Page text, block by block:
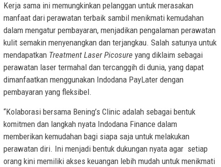
Kerja sama ini memungkinkan pelanggan untuk merasakan
manfaat dari perawatan terbaik sambil menikmati kemudahan
dalam mengatur pembayaran, menjadikan pengalaman perawatan
kulit semakin menyenangkan dan terjangkau. Salah satunya untuk
mendapatkan Treatment Laser Picosure yang diklaim sebagai
perawatan laser termahal dan tercanggih di dunia, yang dapat
dimanfaatkan menggunakan Indodana PayLater dengan
pembayaran yang fleksibel.
“Kolaborasi bersama Bening’s Clinic adalah sebagai bentuk
komitmen dan langkah nyata Indodana Finance dalam
memberikan kemudahan bagi siapa saja untuk melakukan
perawatan diri. Ini menjadi bentuk dukungan nyata agar setiap
orang kini memiliki akses keuangan lebih mudah untuk menikmati